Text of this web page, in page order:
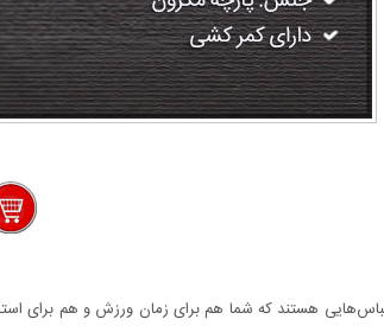
هستند که شما هم برای زمان ورزش و هم برای